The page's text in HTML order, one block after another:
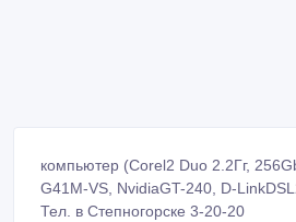
компьютер (Corel2 Duo 2.2Гг,
G41M-VS, NvidiaGT-240, D-
Тел. в Степногорске 3-20-20